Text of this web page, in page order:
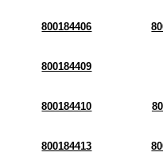
800184406
800184409
800184410
800184413